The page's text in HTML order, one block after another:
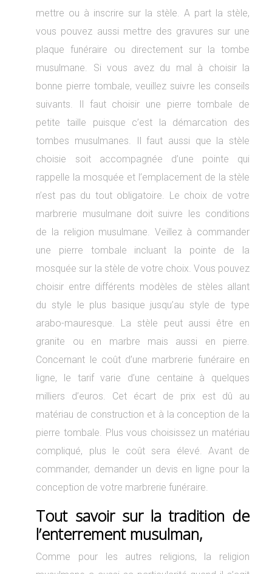
mettre ou à inscrire sur la stèle. A part la stèle,
vous pouvez aussi mettre des gravures sur une
plaque funéraire ou directement sur la tombe
musulmane. Si vous avez du mal à choisir la
bonne pierre tombale, veuillez suivre les conseils
suivants. Il faut choisir une pierre tombale de
petite taille puisque c’est la démarcation des
tombes musulmanes. Il faut aussi que la stèle
choisie soit accompagnée d’une pointe qui
rappelle la mosquée et l’emplacement de la stèle
n’est pas du tout obligatoire. Le choix de votre
marbrerie musulmane doit suivre les conditions
de la religion musulmane. Veillez à commander
une pierre tombale incluant la pointe de la
mosquée sur la stèle de votre choix. Vous pouvez
choisir entre différents modèles de stèles allant
du style le plus basique jusqu’au style de type
arabo-mauresque. La stèle peut aussi être en
granite ou en marbre mais aussi en pierre.
Concernant le coût d’une marbrerie funéraire en
ligne, le tarif varie d’une centaine à quelques
milliers d’euros. Cet écart de prix est dû au
matériau de construction et à la conception de la
pierre tombale. Plus vous choisissez un matériau
compliqué, plus le coût sera élevé. Avant de
commander, demander un devis en ligne pour la
conception de votre marbrerie funéraire.
Tout savoir sur la tradition de
l’enterrement musulman,
Comme pour les autres religions, la religion